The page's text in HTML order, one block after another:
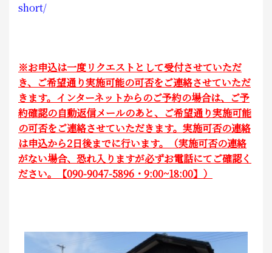
short/
※お申込は一度リクエストとして受付させていただ
き、ご希望通り実施可能の可否をご連絡させていただ
きます。インターネットからのご予約の場合は、ご予
約確認の自動返信メールのあと、ご希望通り実施可能
の可否をご連絡させていただきます。実施可否の連絡
は申込から2日後までに行います。（実施可否の連絡
がない場合、恐れ入りますが必ずお電話にてご確認く
ださい。【090-9047-5896・9:00~18:00】）